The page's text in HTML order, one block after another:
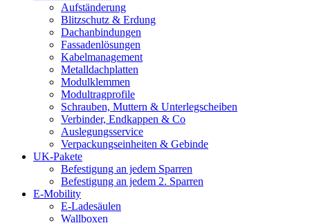
Aufständerung
Blitzschutz & Erdung
Dachanbindungen
Fassadenlösungen
Kabelmanagement
Metalldachplatten
Modulklemmen
Modultragprofile
Schrauben, Muttern & Unterlegscheiben
Verbinder, Endkappen & Co
Auslegungsservice
Verpackungseinheiten & Gebinde
UK-Pakete
Befestigung an jedem Sparren
Befestigung an jedem 2. Sparren
E-Mobility
E-Ladesäulen
Wallboxen